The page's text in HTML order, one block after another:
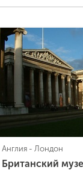
Англия - Лондон
Британский